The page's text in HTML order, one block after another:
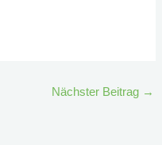
Nächster Beitrag →